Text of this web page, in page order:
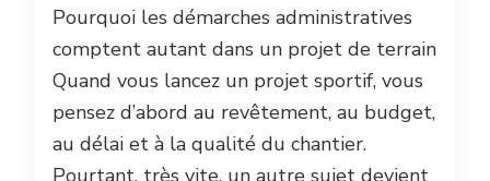
Pourquoi les démarches administratives
comptent autant dans un projet de terrain
Quand vous lancez un projet sportif, vous
pensez d’abord au revêtement, au budget,
au délai et à la qualité du chantier.
Pourtant, très vite, un autre sujet devient